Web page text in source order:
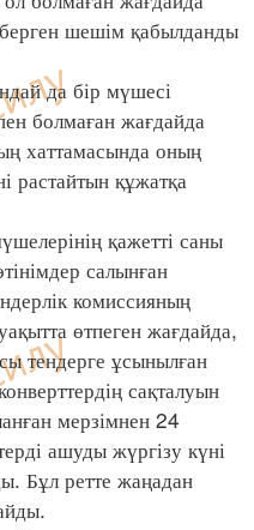
шешім қабылданды
да бір мүшесі
болмаған жағдайда
хаттамасында оның
растайтын құжатқа
қажетті саны
салынған
комиссияның
өтпеген жағдайда,
тендерге ұсынылған
сақталуын
мерзімнен 24
ашуды жүргізу күні
Бұл ретте жаңадан